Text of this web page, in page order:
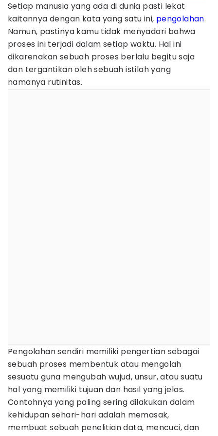
Setiap manusia yang ada di dunia pasti lekat
kaitannya dengan kata yang satu ini, pengolahan.
Namun, pastinya kamu tidak menyadari bahwa
proses ini terjadi dalam setiap waktu. Hal ini
dikarenakan sebuah proses berlalu begitu saja
dan tergantikan oleh sebuah istilah yang
namanya rutinitas.
Pengolahan sendiri memiliki pengertian sebagai
sebuah proses membentuk atau mengolah
sesuatu guna mengubah wujud, unsur, atau suatu
hal yang memiliki tujuan dan hasil yang jelas.
Contohnya yang paling sering dilakukan dalam
kehidupan sehari-hari adalah memasak,
membuat sebuah penelitian data, mencuci, dan